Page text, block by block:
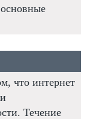
что интернет
Течение